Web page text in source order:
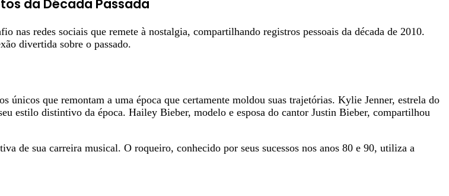
da Década Passada
nas redes sociais que remete à nostalgia, compartilhando registros pessoais da década de 2010.
divertida sobre o passado.
únicos que remontam a uma época que certamente moldou suas trajetórias. Kylie Jenner, estrela do
estilo distintivo da época. Hailey Bieber, modelo e esposa do cantor Justin Bieber, compartilhou
de sua carreira musical. O roqueiro, conhecido por seus sucessos nos anos 80 e 90, utiliza a